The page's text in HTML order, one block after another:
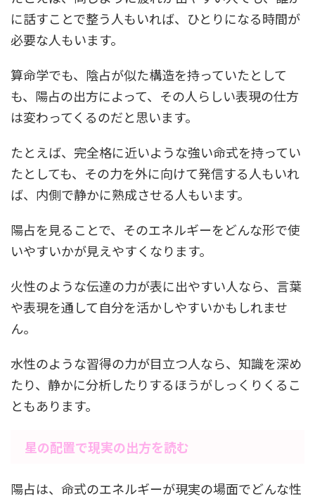
に話すことで整う人もいれば、ひとりになる時間が
必要な人もいます。
算命学でも、陰占が似た構造を持っていたとして
も、陽占の出方によって、その人らしい表現の仕方
は変わってくるのだと思います。
たとえば、完全格に近いような強い命式を持ってい
たとしても、その力を外に向けて発信する人もいれ
ば、内側で静かに熟成させる人もいます。
陽占を見ることで、 そのエネルギーをどんな形で使
いやすいかが見えやすくなります。
火性のような伝達の力が表に出やすい人なら、言葉
や表現を通して自分を活かしやすいかもしれませ
ん。
水性のような習得の力が目立つ人なら、知識を深め
たり、静かに分析したりするほうがしっくりくるこ
ともあります。
星の配置で現実の出方を読む
陽占は、命式のエネルギーが現実の場面でどんな性